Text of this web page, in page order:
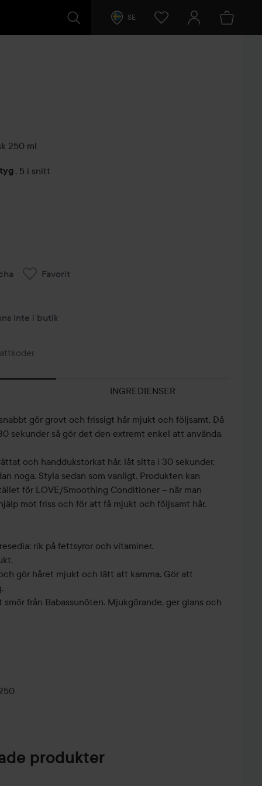
SE
250 ml
, 5 i snitt
Favorit
inte i butik
INGREDIENSER
gör grovt och frissigt hår mjukt och följsamt. Då
sekunder så gör det den extremt enkel att använda.
och handdukstorkat hår, låt sitta i 30 sekunder,
noga. Styla sedan som vanligt. Produkten kan
för LOVE/Smoothing Conditioner – när man
mot friss och för att få mjukt och följsamt hår.
rik på fettsyror och vitaminer.
gör håret mjukt och lätt att kamma. Gör att
smör från Babassunöten. Mjukgörande, ger glans och
produkter